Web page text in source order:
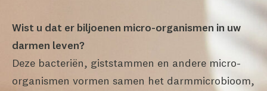
Wist u dat er biljoenen micro-organismen in uw
darmen leven?
Deze bacteriën, giststammen en andere micro-
organismen vormen samen het darmmicrobioom,